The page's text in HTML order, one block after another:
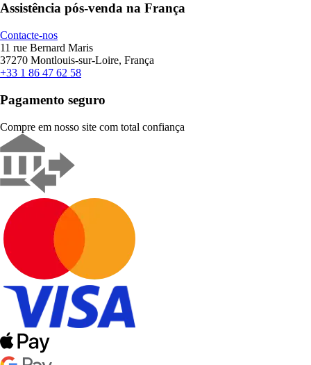
Assistência pós-venda na França
Contacte-nos
11 rue Bernard Maris
37270 Montlouis-sur-Loire, França
+33 1 86 47 62 58
Pagamento seguro
Compre em nosso site com total confiança